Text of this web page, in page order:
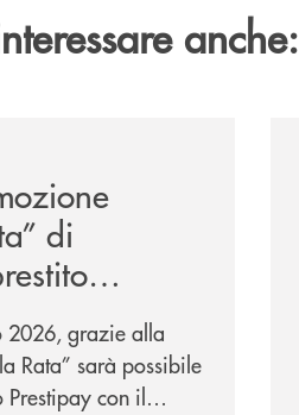
anche:
di
si fa in due
2026, grazie alla
Rata” sarà possibile
Prestipay con il